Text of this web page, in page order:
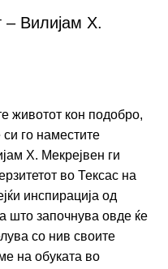
– Вилијам Х.
животот кон подобро,
го наместите
Х. Мекрејвен ги
во Тексас на
инспирација од
што започнува овде ќе
со нив своите
на обуката во